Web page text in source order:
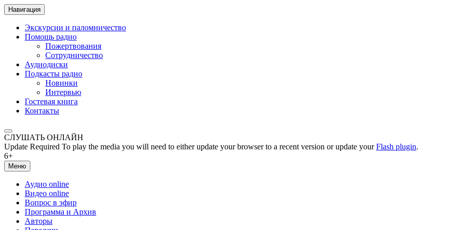
Навигация
Экскурсии и паломничество
Помощь радио
Пожертвования
Сотрудничество
Аудиодиски
Подкасты радио
Новинки
Интервью
Гостевая книга
Контакты
СЛУШАТЬ ОНЛАЙН
Update Required To play the media you will need to either update your browser to a recent version or update yourFlash plugin.
6+
Меню
Аудио online
Видео online
Вопрос в эфир
Программа и Архив
Авторы